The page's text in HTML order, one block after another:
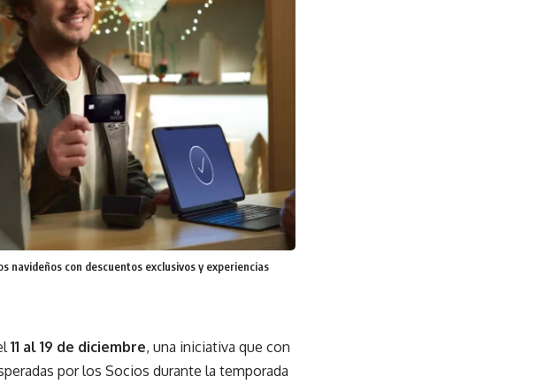
navideños con descuentos exclusivos y experiencias
11 al 19 de diciembre, una iniciativa que con
por los Socios durante la temporada